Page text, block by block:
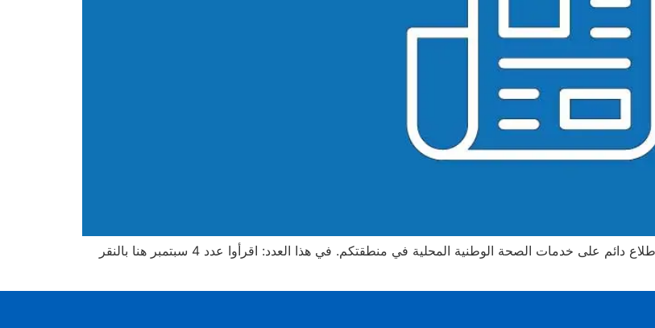
"خمسة ليوم الجمعة" هي نشرتنا لأصحاب المصلحة، لنبقيكم على اطلاع دائم على خدمات الصحة الوطنية المحلية في منطقتكم. في هذا العدد: اقرأوا عدد 4 سبتمبر هنا بالنقر